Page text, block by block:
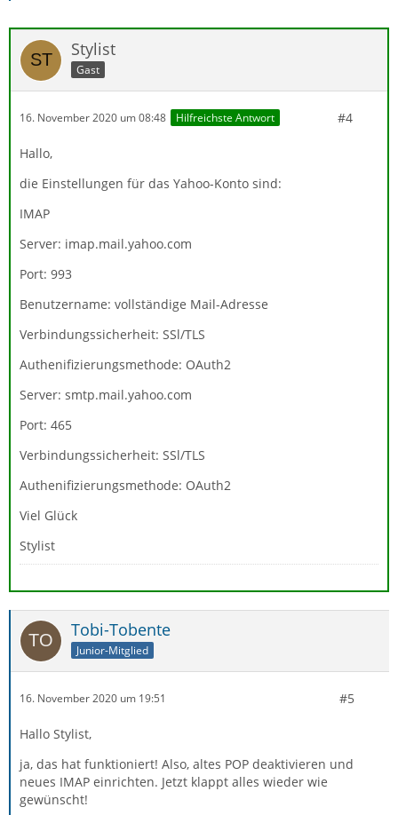
Stylist
Gast
16. November 2020 um 08:48 Hilfreichste Antwort #4
Hallo,
die Einstellungen für das Yahoo-Konto sind:
IMAP
Server: imap.mail.yahoo.com
Port: 993
Benutzername: vollständige Mail-Adresse
Verbindungssicherheit: SSl/TLS
Authenifizierungsmethode: OAuth2
Server: smtp.mail.yahoo.com
Port: 465
Verbindungssicherheit: SSl/TLS
Authenifizierungsmethode: OAuth2
Viel Glück
Stylist
Tobi-Tobente
Junior-Mitglied
16. November 2020 um 19:51 #5
Hallo Stylist,
ja, das hat funktioniert! Also, altes POP deaktivieren und
neues IMAP einrichten. Jetzt klappt alles wieder wie
gewünscht!